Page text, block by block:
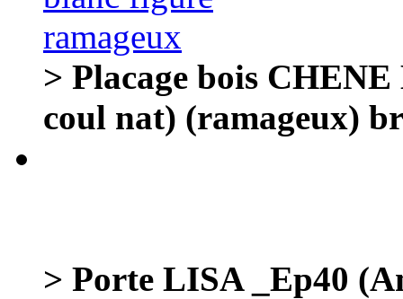
> Placage bois
coul nat) (ramageux)
> Porte LISA _Ep40